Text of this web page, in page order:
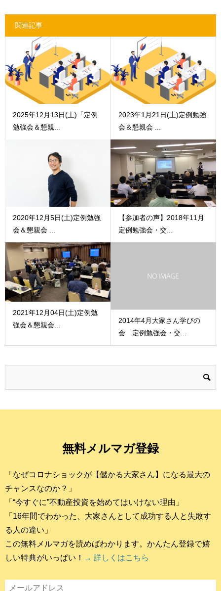
関連記事
2025年12月13日(土)「定例
勉強会＆懇親...
2023年1月21日(土)定例勉強
会＆懇親会 ...
2020年12月5日(土)定例勉強
会＆懇親会 ...
【参加者の声】2018年11月
定例勉強会・交...
2021年12月04日(土)定例勉
強会＆懇親会...
2014年4月大家さん学びの
会 定例勉強会・交...
無料メルマガ登録
「なぜコロナショックが【儲かる大家さん】になる最大の
チャンスなのか？」
「“今すぐに”不動産投資を始めてはいけない理由」
「16年間でわかった、大家さんとして成功する人と失敗す
る人の違い」
この無料メルマガを読めばわかります。かんたん登録で嬉
しい特典がいっぱい！ → 詳しくはこちら